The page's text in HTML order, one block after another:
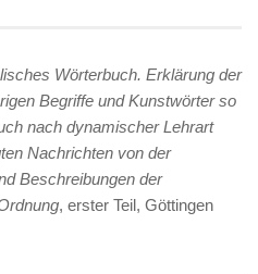
Wörterbuch. Erklärung der
Begriffe und Kunstwörter so
nach dynamischer Lehrart
Nachrichten von der
Beschreibungen der
, erster Teil, Göttingen